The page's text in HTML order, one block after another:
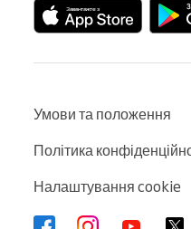
Умови та положення
Політика
Налаштування cookie